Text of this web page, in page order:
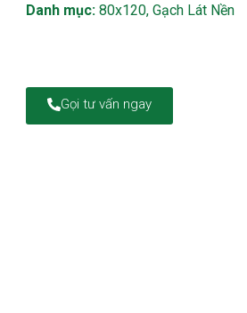
Danh mục: 80x120, Gạch Lát Nền
Gọi tư vấn ngay